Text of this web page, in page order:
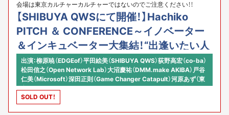
会場は東京カルチャーカルチャーではないのでご注意ください！！
EDGEof、SHIBUYA QWS、東京カルチャーカルチャー presents
【SHIBUYA QWSにて開催！】Hachiko
PITCH ＆ CONFERENCE～イノベーター
＆インキュベーター大集結！“出逢いたい人
と出逢える”プレゼン＆トークライブ
出演：柳原暁（EDGEof）平田絵美（SHIBUYA QWS）荻野高宏（co-ba）
松田信之（Open Network Lab）大沼慶祐（DMM.make AKIBA）戸谷
仁美（Microsoft）深田正則（Game Changer Catapult）河原あず（東
京カルチャーカルチャー コミュニティ・アクセラレーター）
SOLD OUT！